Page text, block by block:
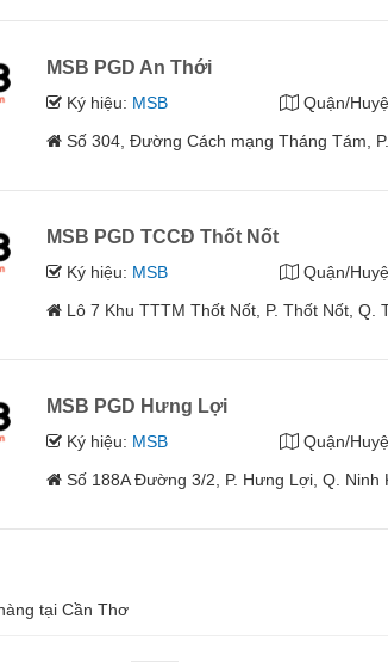
MSB PGD An Thới
Ký hiệu: MSB Quận/
Số 304, Đường Cách mạng Tháng Tám,
MSB PGD TCCĐ Thốt Nốt
Ký hiệu: MSB Quận/
Lô 7 Khu TTTM Thốt Nốt, P. Thốt Nốt, Q.
MSB PGD Hưng Lợi
Ký hiệu: MSB Quận/
Số 188A Đường 3/2, P. Hưng Lợi, Q. Ninh
tại Cần Thơ